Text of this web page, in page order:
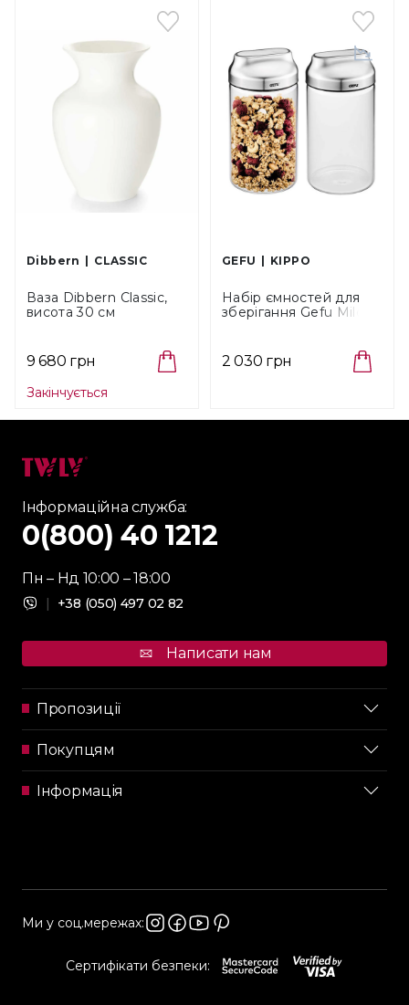
Dibbern CLASSIC
Ваза Dibbern Classic,
висота 30 см
9 680 грн
Закінчується
GEFU KIPPO
Набір ємностей для
зберігання Gefu Milo,
2 030 грн
Інформаційна служба:
0(800) 40 1212
Пн – Нд 10:00 – 18:00
| +38 (050) 497 02 82
Написати нам
Пропозиції
Покупцям
Інформація
Сертифікати безпеки:
Ми у соц.мережах: